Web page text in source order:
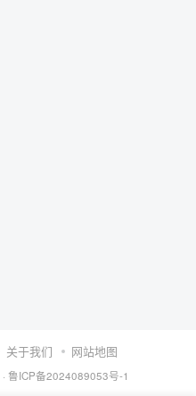
关于我们 网站地图
· 鲁ICP备2024089053号-1